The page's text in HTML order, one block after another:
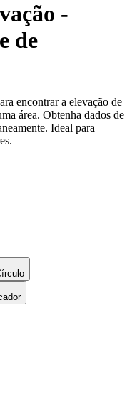
-
de
encontrar a elevação de
área. Obtenha dados de
Ideal para